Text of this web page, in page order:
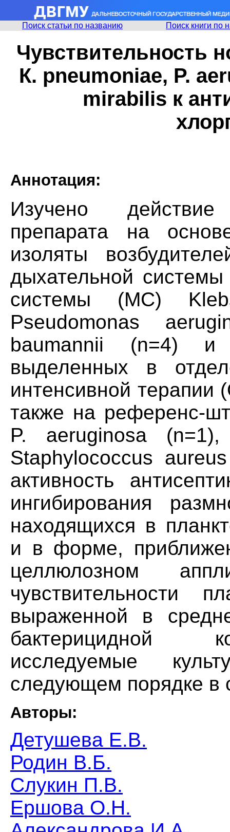
Поиск статьи по названию Поиск книги по
Чувствительность
К. pneumoniae, P.
mirabilis к
Аннотация:
Изучено
препарата на
изоляты
дыхательной
системы (МС)
Pseudomonas
baumannii (n=4) и
выделенных в
интенсивной терапии
также на референс-
P. aeruginosa
Staphylococcus
активность
ингибирования
находящихся в
и в форме,
целлюлозном
чувствительности
выраженной в
бактерицидной
исследуемые
следующем порядке в
Авторы:
Детушева Е.В.
Родин В.Б.
Слукин П.В.
Ершова О.Н.